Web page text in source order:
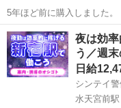
5年ほど前に購入しました
さ：80cm （大体です） 【
ります 【アピールポイント
かりしています 【希望取...
東京 中央区 水天宮
夜は効
う／週
日給
水天宮前駅